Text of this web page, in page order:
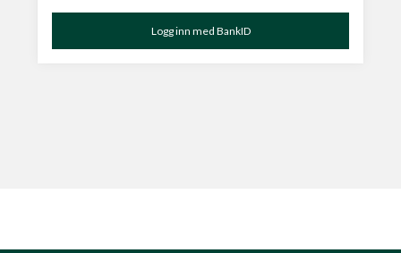
Logg inn med BankID